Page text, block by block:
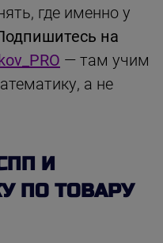
где именно у
на
— там учим
а не
И
ПО ТОВАРУ